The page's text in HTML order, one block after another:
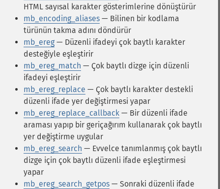
HTML sayısal karakter gösterimlerine dönüştürür
mb_encoding_aliases — Bilinen bir kodlama
türünün takma adını döndürür
mb_ereg — Düzenli ifadeyi çok baytlı karakter
desteğiyle eşleştirir
mb_ereg_match — Çok baytlı dizge için düzenli
ifadeyi eşleştirir
mb_ereg_replace — Çok baytlı karakter destekli
düzenli ifade yer değiştirmesi yapar
mb_ereg_replace_callback — Bir düzenli ifade
araması yapıp bir geriçağırım kullanarak çok baytlı
yer değiştirme uygular
mb_ereg_search — Evvelce tanımlanmış çok baytlı
dizge için çok baytlı düzenli ifade eşleştirmesi
yapar
mb_ereg_search_getpos — Sonraki düzenli ifade